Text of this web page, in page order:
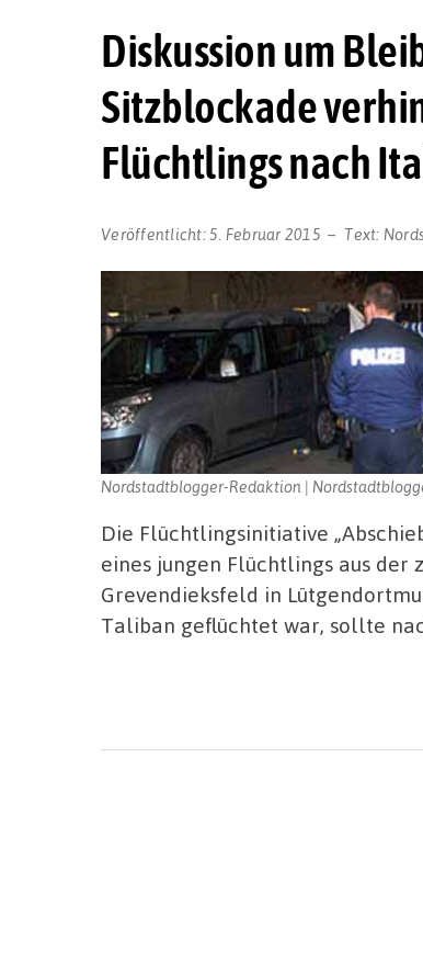
Diskussion um
Sitzblockade
Flüchtlings nach
Veröffentlicht: 5. Februar 2015 Text:
Nordstadtblogger-Redaktion |
Die Flüchtlingsinitiative
eines jungen Flüchtlings aus
Grevendieksfeld in
Taliban geflüchtet war, sollte